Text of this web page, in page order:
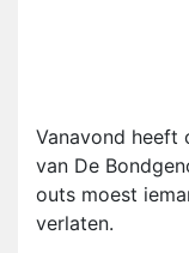
Vanavond heeft
van De
outs moest
verlaten.